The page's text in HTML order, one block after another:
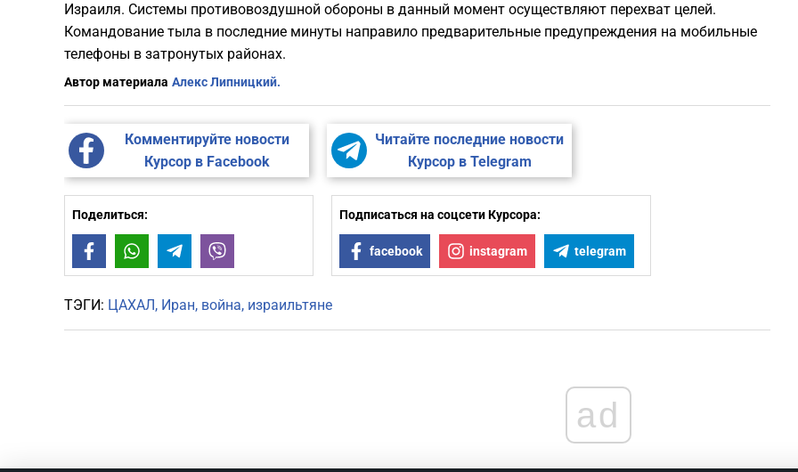
Израиля. Системы противовоздушной обороны в данный момент осуществляют перехват целей.
Командование тыла в последние минуты направило предварительные предупреждения на мобильные
телефоны в затронутых районах.
Автор материала Алекс Липницкий.
Комментируйте новости
Курсор в Facebook
Читайте последние новости
Курсор в Telegram
Поделиться:
FacebookWhatsAppTelegram
Подписаться на соцсети Курсора:
facebook instagram telegram
ТЭГИ: ЦАХАЛ Иран война израильтяне
ad